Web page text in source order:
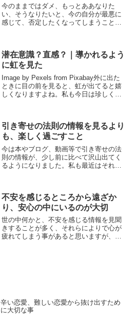
今のままではダメ、もっとああなりた
い、そうなりたいと、今の自分が最悪に
感じて、否定したくなってしまうことは
ももっと大切なことは、今の...
潜在意識？直感？｜導かれるよう
に虹を見た
Image by Pexels from Pixabay外に出た
ときに目の前を見ると、虹が出てると嬉
しくなりますよね。私も今日は珍しく虹
引き寄せの法則の情報を見るより
も、楽しく過ごすこと
今は本やブログ、動画等で引き寄せの法
則の情報が、少し前に比べて沢山出てく
るようになりました。私も最近はそれら
過ごし方です。ある程度情...
不安を感じるところから遠ざか
り、安心の中にいるのが大切
世の中何かと、不安を感じる情報を見聞
きすることが多く、それらによりで心が
疲れてしまう事があると思いますが、そ
辛い恋愛、難しい恋愛から抜け出すため
に大切な事